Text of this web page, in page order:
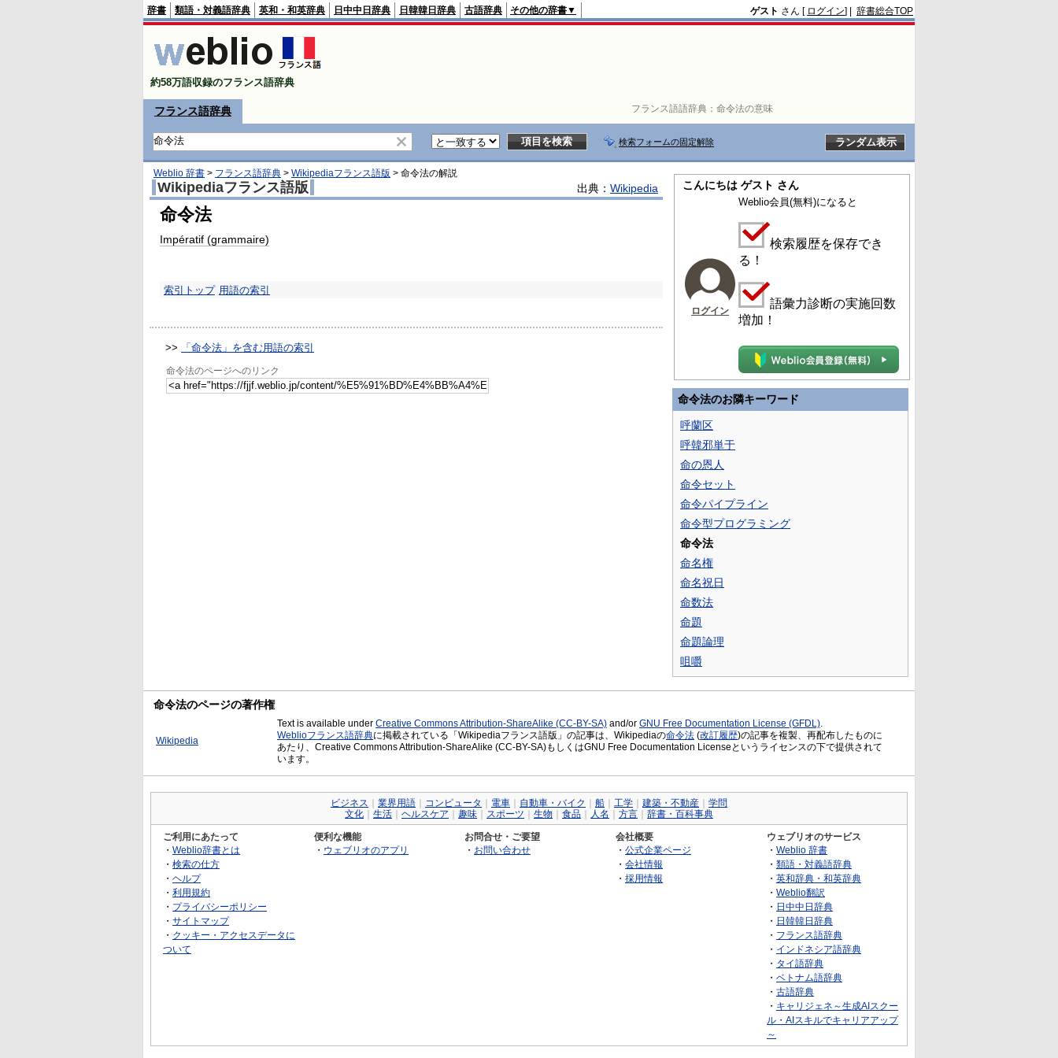
フランス語語辞典： 命令法の意味
辞書 類語・対義語辞典 英和・和英辞典 日中中日辞典 日韓韓日辞典 古語辞典 その他の辞書▼ ゲスト さん [ ログイン] | 辞書総合TOP
約58万語収録のフランス語辞典
フランス語辞典
検索フォームの固定解除
Weblio 辞書 > フランス語辞典 > Wikipediaフランス語版 > 命令法の解説
Wikipediaフランス語版 出典： Wikipedia
命令法
Impératif (grammaire)
索引トップ 用語の索引
>> 「命令法」を含む用語の索引
命令法のページへのリンク
こんにちは ゲスト さん
ログイン
Weblio会員(無料)になると
検索履歴を保存でき
る！
語彙力診断の実施回数
増加！
命令法のお隣キーワード
呼蘭区
呼韓邪単于
命の恩人
命令セット
命令パイプライン
命令型プログラミング
命令法
命名権
命名祝日
命数法
命題
命題論理
咀嚼
命令法のページの著作権
Wikipedia
Text is available under Creative Commons Attribution-ShareAlike (CC-BY-SA) and/or GNU Free Documentation License (GFDL).
Weblioフランス語辞典に掲載されている「Wikipediaフランス語版」の記事は、Wikipediaの命令法 (改訂履歴)の記事を複製、再配布したものに
あたり、Creative Commons Attribution-ShareAlike (CC-BY-SA)もしくはGNU Free Documentation Licenseというライセンスの下で提供されて
います。
ビジネス 業界用語 コンピュータ 電車 自動車・バイク 船 工学 建築・不動産
学問
文化
生活 ヘルスケア 趣味 スポーツ 生物 食品 人名 方言 辞書・百科事典
ご利用にあたって
・ Weblio辞書とは
・ 検索の仕方
・ ヘルプ
・ 利用規約
・ プライバシーポリシー
・ サイトマップ
・ クッキー・アクセスデータに
ついて
便利な機能
・ ウェブリオのアプリ
お問合せ・ご要望
・ お問い合わせ
会社概要
・ 公式企業ページ
・ 会社情報
・ 採用情報
ウェブリオのサービス
・ Weblio 辞書
・ 類語・対義語辞典
・ 英和辞典・和英辞典
・ Weblio翻訳
・ 日中中日辞典
・ 日韓韓日辞典
・ フランス語辞典
・ インドネシア語辞典
・ タイ語辞典
・ ベトナム語辞典
・ 古語辞典
・ キャリジェネ～生成AIスクー
ル・AIスキルでキャリアアップ
～